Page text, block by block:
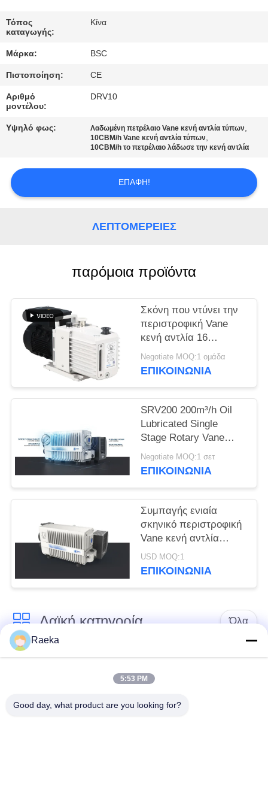
ΠΟΙΌΤΗΤΑΣ
ΕΠΙΚΟΙΝΩΝΉΣΤΕ
ΜΑΖΊ
ΜΑΣ
ΠΡΟΣΦΟΡΆ
COMPRESSOR
SITEMAP
ΠΟΛΙΤΙΚΉ
ΑΠΟΡΡΉΤΟΥ
Τόπος
καταγωγής:
Κίνα
Μάρκα: BSC
Πιστοποίηση: CE
Αριθμό
μοντέλου:
DRV10
Υψηλό φως: Λαδωμένη πετρέλαιο Vane κενή αντλία τύπων,
10CBM/h Vane κενή αντλία τύπων,
10CBM/h το πετρέλαιο λάδωσε την κενή αντλία
ΕΠΑΦΉ!
ΛΕΠΤΟΜΈΡΕΙΕΣ
παρόμοια προϊόντα
Σκόνη που ντύνει την
περιστροφική Vane
κενή αντλία 16
ταχύτητα CBM/H 0,55
KW δύναμης DRV16
Negotiate MOQ:1 ομάδα
ΕΠΙΚΟΙΝΩΝΊΑ
SRV200 200m³/h Oil
Lubricated Single
Stage Rotary Vane
Vacuum Pump for
Industrial Vacuum
Negotiate MOQ:1 σετ
ΕΠΙΚΟΙΝΩΝΊΑ
Συμπαγής ενιαία
σκηνικό περιστροφική
Vane κενή αντλία
Srv300 300 άσπρο
χρώμα M3/H
USD MOQ:1
ΕΠΙΚΟΙΝΩΝΊΑ
Λαϊκή κατηγορία Όλα
περιστροφική vane
Κενή αντλία
κυλίνδρων
Ξηρά κενή αντλία
Raeka
5:53 PM
Good day, what product are you looking for?